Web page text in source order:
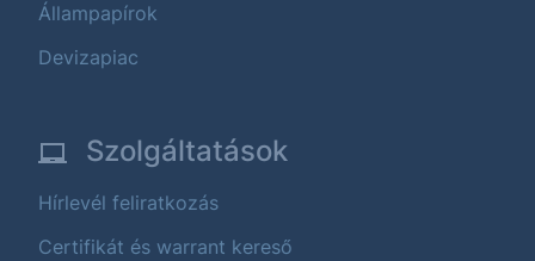
Állampapírok
Devizapiac
Szolgáltatások
Hírlevél feliratkozás
Certifikát és warrant kereső